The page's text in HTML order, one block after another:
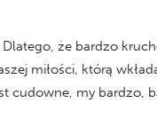
Dlatego, że bardzo
miłości, którą
cudowne, my bardzo,